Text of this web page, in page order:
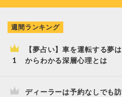
週間ランキング
【夢占い】車を運転する夢
からわかる深層心理とは
ディーラーは予約なしでも